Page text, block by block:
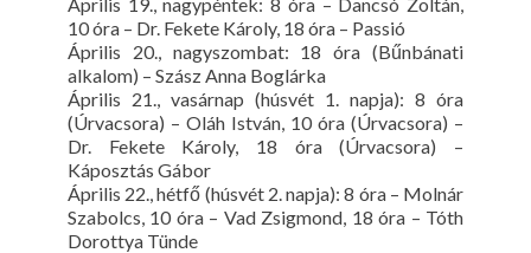
10 óra – Dr. Fekete Károly, 18 óra – Passió
Április 20., nagyszombat: 18 óra (Bűnbánati
alkalom) – Szász Anna Boglárka
Április 21., vasárnap (húsvét 1. napja): 8 óra
(Úrvacsora) – Oláh István, 10 óra (Úrvacsora) –
Dr. Fekete Károly, 18 óra (Úrvacsora) –
Káposztás Gábor
Április 22., hétfő (húsvét 2. napja): 8 óra – Molnár
Szabolcs, 10 óra – Vad Zsigmond, 18 óra – Tóth
Dorottya Tünde